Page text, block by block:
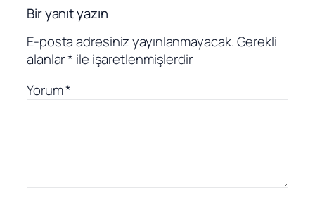
Bir yanıt yazın
E-posta adresiniz yayınlanmayacak.Gerekli
alanlar* ile işaretlenmişlerdir
Yorum*